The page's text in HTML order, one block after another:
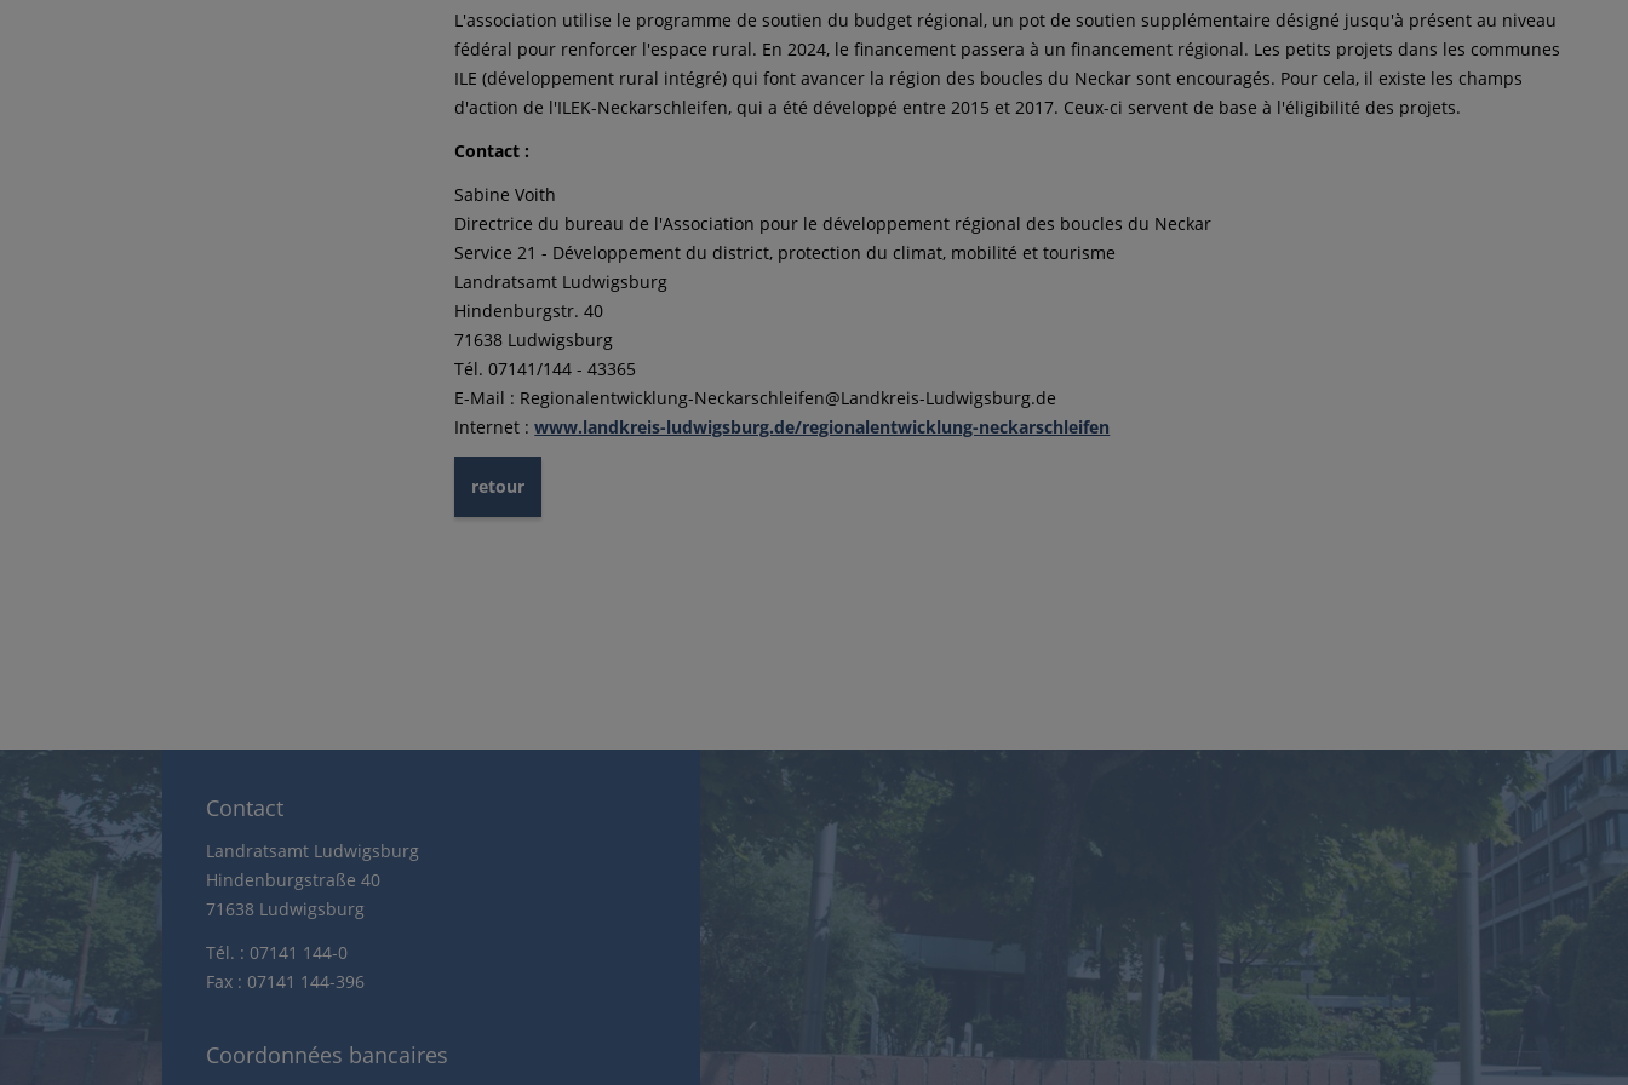
L'association utilise le programme de soutien du budget régional, un pot de soutien supplémentaire désigné jusqu'à présent au niveau
fédéral pour renforcer l'espace rural. En 2024, le financement passera à un financement régional. Les petits projets dans les communes
ILE (développement rural intégré) qui font avancer la région des boucles du Neckar sont encouragés. Pour cela, il existe les champs
d'action de l'ILEK-Neckarschleifen, qui a été développé entre 2015 et 2017. Ceux-ci servent de base à l'éligibilité des projets.
Contact :
Sabine Voith
Directrice du bureau de l'Association pour le développement régional des boucles du Neckar
Service 21 - Développement du district, protection du climat, mobilité et tourisme
Landratsamt Ludwigsburg
Hindenburgstr. 40
71638 Ludwigsburg
Tél. 07141/144 - 43365
E-Mail : Regionalentwicklung-Neckarschleifen@Landkreis-Ludwigsburg.de
Internet :www.landkreis-ludwigsburg.de/regionalentwicklung-neckarschleifen
retour
Contact
Landratsamt Ludwigsburg
Hindenburgstraße 40
71638 Ludwigsburg
Tél. : 07141 144-0
Fax : 07141 144-396
Coordonnées bancaires